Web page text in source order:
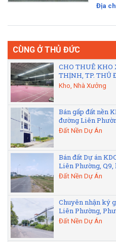
Địa
CÙNG Ở THỦ ĐỨC
CHO THUÊ KHO
THỊNH, TP. THỦ
Kho, Nhà Xưởng
Bán gấp đất nền
đường Liên
Đất Nền Dự Án
Bán đất Dự án
Liên Phường, Q9,
Đất Nền Dự Án
Chuyên nhận ký
Liên Phường,
Đất Nền Dự Án